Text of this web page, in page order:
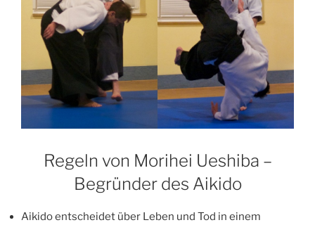
Regeln von Morihei Ueshiba –
Begründer des Aikido
Aikido entscheidet über Leben und Tod in einem